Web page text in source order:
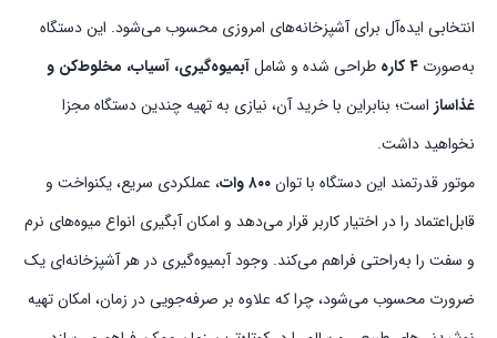
انتخابی ایده‌آل برای آشپزخانه‌های امروزی محسوب می‌شود. این دستگاه
به‌صورت ۴ کاره طراحی شده و شاملآبمیوه‌گیری، آسیاب، مخلوط‌کن و
غذاساز است؛ بنابراین با خرید آن، نیازی به تهیه چندین دستگاه مجزا
نخواهید داشت.
موتور قدرتمند این دستگاه با توان۸۰۰ وات
، عملکردی سریع، یکنواخت و
قابل‌اعتماد را در اختیار کاربر قرار می‌دهد و امکان آبگیری انواع میوه‌های نرم
و سفت را به‌راحتی فراهم می‌کند. وجود آبمیوه‌گیری در هر آشپزخانه‌ای یک
ضرورت محسوب می‌شود، چرا که علاوه بر صرفه‌جویی در زمان، امکان تهیه